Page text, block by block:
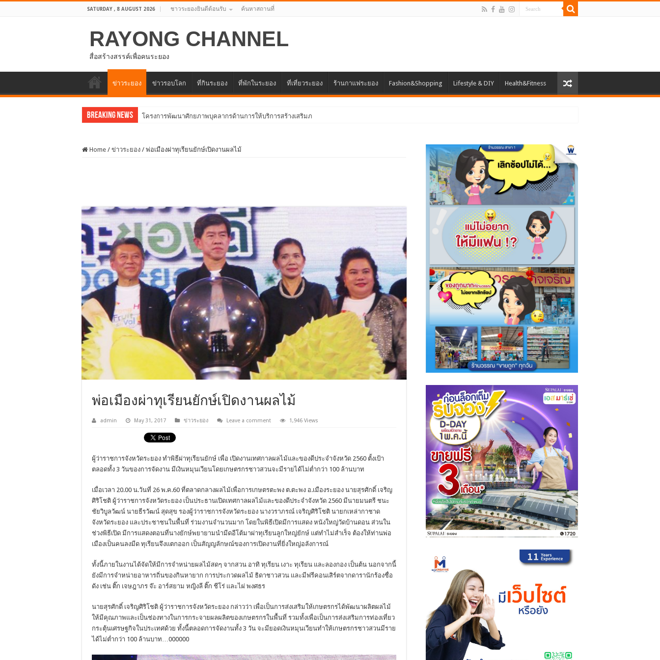
SATURDAY , 8 AUGUST 2026 ชาวระยองยินดีต้อนรับ ค้นหาสถานที่
RAYONG CHANNEL
สื่อสร้างสรรค์เพื่อคนระยอง
ข่าวระยอง ข่าวรอบโลก ที่กินระยอง ที่พักในระยอง ที่เที่ยวระยอง ร้านกาแฟระยอง Fashion&Shopping Lifestyle & DIY Health&Fitness
Breaking News ประชุมคณะกรรมการดำเนินโครงการเพิ่
Home / ข่าวระยอง / พ่อเมืองผ่าทุเรียนยักษ์เปิดงานผลไม้
พ่อเมืองผ่าทุเรียนยักษ์เปิดงานผลไม้
admin May 31, 2017 ข่าวระยอง Leave a comment 1,946 Views
ผู้ว่าราชการจังหวัดระยอง ทำพิธีผ่าทุเรียนยักษ์ เพื่อ เปิดงานเทศกาลผลไม้และของดีประจำจังหวัด 2560 ตั้งเป้า
ตลอดทั้ง 3 วันของการจัดงาน มีเงินหมุนเวียนโดยเกษตรกรชาวสวนจะมีรายได้ไม่ต่ำกว่า 100 ล้านบาท
เมื่อเวลา 20.00 น.วันที่ 26 พ.ค.60 ที่ตลาดกลางผลไม้เพื่อการเกษตรตะพง ต.ตะพง อ.เมืองระยอง นายสุรศักดิ์ เจริญ
ศิริโชติ ผู้ว่าราชการจังหวัดระยอง เป็นประธานเปิดเทศกาลผลไม้และของดีประจำจังหวัด 2560 มีนายมนตรี ชนะ
ชัยวิบูลวัฒน์ นายธีรวัฒน์ สุดสุข รองผู้ว่าราชการจังหวัดระยอง นางวราภรณ์ เจริญศิริโชติ นายกเหล่ากาชาด
จังหวัดระยอง และประชาชนในพื้นที่ ร่วมงานจำนวนมาก โดยในพิธีเปิดมีการแสดง หนังใหญ่วัดบ้านดอน ส่วนใน
ช่วงพิธีเปิด มีการแสดงตอนที่นางยักษ์พยายามนำมีดอีโต้มาผ่าทุเรียนลูกใหญ่ยักษ์ แต่ทำไม่สำเร็จ ต้องให้ท่านพ่อ
เมืองเป็นคนลงมีด ทุเรียนจึงแตกออก เป็นสัญญลักษณ์ของการเปิดงานที่ยิ่งใหญ่อลังการณ์
ทั้งนี้ภายในงานได้จัดให้มีการจำหน่ายผลไม้สดๆ จากสวน อาทิ ทุเรียน เงาะ ทุเรียน และลองกอง เป็นต้น นอกจากนี้
ยังมีการจำหน่ายอาหารถิ่นของกินหายาก การประกวดผลไม้ ธิดาชาวสวน และมีฟรีคอนเสิร์ตจากดารานักร้องชื่อ
ดัง เช่น ติ๊ก เจษฎาภร จ๊ะ อาร์สยาม หญิงลี ติ๊ก ชีโร่ และไผ่ พงศธร
นายสุรศักดิ์ เจริญศิริโชติ ผู้ว่าราชการจังหวัดระยอง กล่าวว่า เพื่อเป็นการส่งเสริมให้เกษตรกรได้พัฒนาผลิตผลไม้
ให้มีคุณภาพและเป็นช่องทางในการกระจายผลผลิตของเกษตรกรในพื้นที่ รวมทั้งเพื่อเป็นการส่งเสริมการท่องเที่ยว
กระตุ้นเศรษฐกิจในประเทศด้วย ทั้งนี้ตลอดการจัดงานทั้ง 3 วัน จะมียอดเงินหมุนเวียนทำให้เกษตรกรชาวสวนมีราย
ได้ไม่ต่ำกว่า 100 ล้านบาท…000000